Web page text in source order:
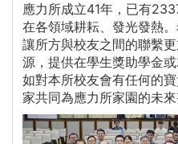
應力所成立41年，已有
在各領域耕耘、發光發熱
讓所方與校友之間的聯繫
源，提供在學生獎助學金
如對本所校友會有任何的
家共同為應力所家園的未來